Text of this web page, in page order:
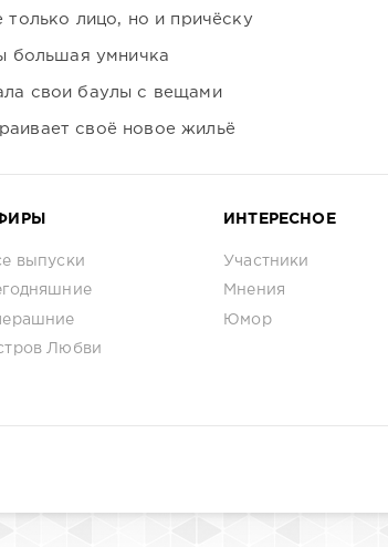
только лицо, но и причёску
большая умничка
свои баулы с вещами
своё новое жильё
выпуски
Любви
ИНТЕРЕСНОЕ
Участники
Мнения
Юмор